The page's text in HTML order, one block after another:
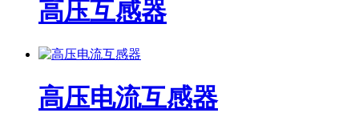
高压互感器
高压电流互感器